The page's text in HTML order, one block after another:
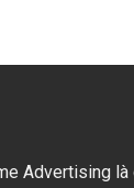
Advertising